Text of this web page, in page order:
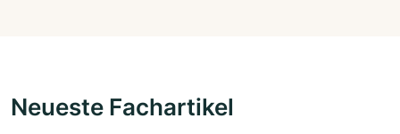
Neueste Fachartikel